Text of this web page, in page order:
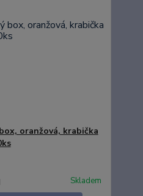
oranžová, krabička
Skladem